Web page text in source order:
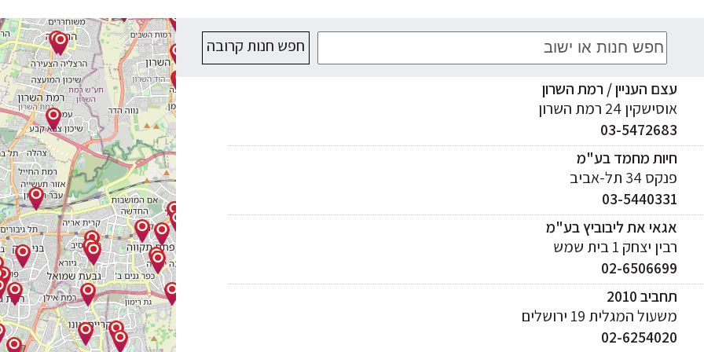
חפש חנות קרובה
עצם העניין / רמת השרון
אוסישקין 24 רמת השרון
03-5472683
חיות מחמד בע"מ
פנקס 34 תל-אביב
03-5440331
אגאי את ליבוביץ בע"מ
רבין יצחק 1 בית שמש
02-6506699
תחביב 2010
משעול המגלית 19 ירושלים
02-6254020